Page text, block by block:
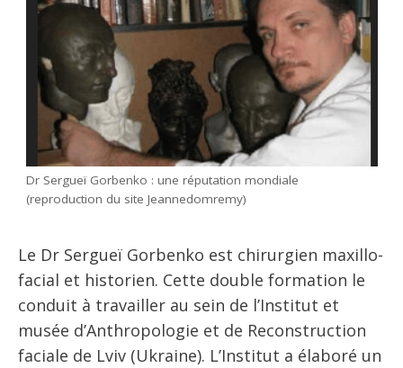
Dr Sergueï Gorbenko : une réputation mondiale
(reproduction du site Jeannedomremy)
Le Dr Sergueï Gorbenko est chirurgien maxillo-
facial et historien. Cette double formation le
conduit à travailler au sein de l’Institut et
musée d’Anthropologie et de Reconstruction
faciale de Lviv (Ukraine). L’Institut a élaboré un